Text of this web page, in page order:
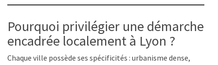
Pourquoi privilégier une démarche
encadrée localement à Lyon ?
Chaque ville possède ses spécificités : urbanisme dense,